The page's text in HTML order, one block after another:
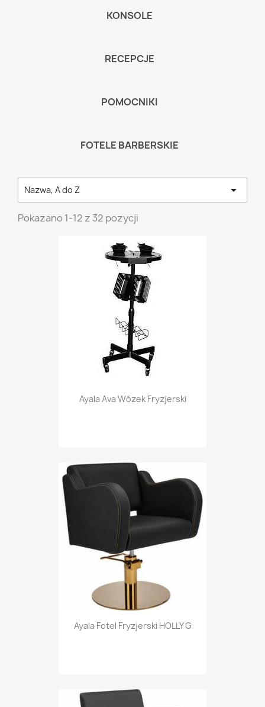
KONSOLE
RECEPCJE
POMOCNIKI
FOTELE BARBERSKIE
Nazwa, A do Z 
Pokazano 1-12 z 32 pozycji
Ayala Ava Wózek Fryzjerski
Ayala Fotel Fryzjerski HOLLY G